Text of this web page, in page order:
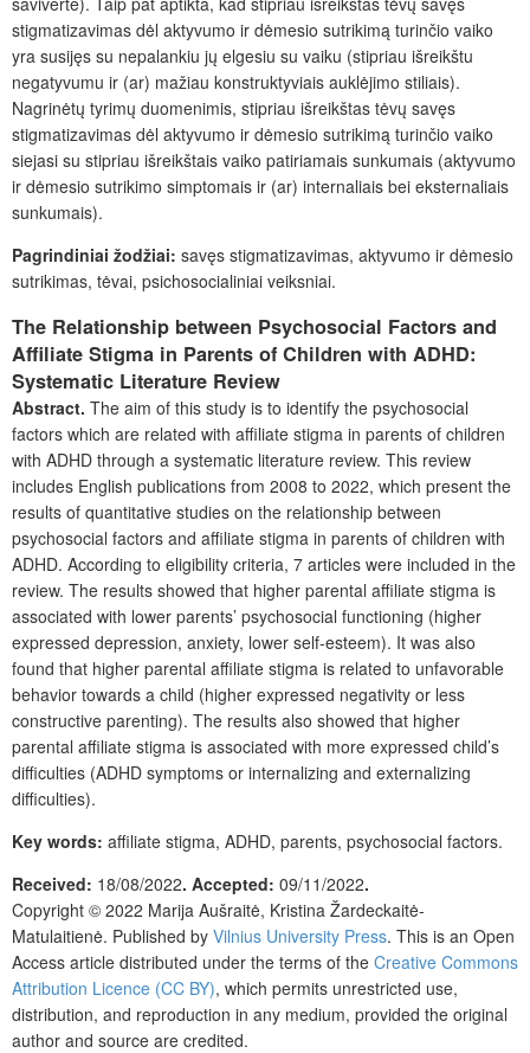
stigmatizavimas dėl aktyvumo ir dėmesio sutrikimą turinčio vaiko
yra susijęs su nepalankiu jų elgesiu su vaiku (stipriau išreikštu
negatyvumu ir (ar) mažiau konstruktyviais auklėjimo stiliais).
Nagrinėtų tyrimų duomenimis, stipriau išreikštas tėvų savęs
stigmatizavimas dėl aktyvumo ir dėmesio sutrikimą turinčio vaiko
siejasi su stipriau išreikštais vaiko patiriamais sunkumais (aktyvumo
ir dėmesio sutrikimo simptomais ir (ar) internaliais bei eksternaliais
sunkumais).
Pagrindiniai žodžiai: savęs stigmatizavimas, aktyvumo ir dėmesio
sutrikimas, tėvai, psichosocialiniai veiksniai.
The Relationship between Psychosocial Factors and
Affiliate Stigma in Parents of Children with ADHD:
Systematic Literature Review
Abstract. The aim of this study is to identify the psychosocial
factors which are related with affiliate stigma in parents of children
with ADHD through a systematic literature review. This review
includes English publications from 2008 to 2022, which present the
results of quantitative studies on the relationship between
psychosocial factors and affiliate stigma in parents of children with
ADHD. According to eligibility criteria, 7 articles were included in the
review. The results showed that higher parental affiliate stigma is
associated with lower parents’ psychosocial functioning (higher
expressed depression, anxiety, lower self-esteem). It was also
found that higher parental affiliate stigma is related to unfavorable
behavior towards a child (higher expressed negativity or less
constructive parenting). The results also showed that higher
parental affiliate stigma is associated with more expressed child’s
difficulties (ADHD symptoms or internalizing and externalizing
difficulties).
Key words: affiliate stigma, ADHD, parents, psychosocial factors.
Received: 18/08/2022. Accepted: 09/11/2022.
Copyright © 2022 Marija Aušraitė, Kristina Žardeckaitė-
Matulaitienė. Published by Vilnius University Press. This is an Open
Access article distributed under the terms of the Creative Commons
Attribution Licence (CC BY), which permits unrestricted use,
distribution, and reproduction in any medium, provided the original
author and source are credited.